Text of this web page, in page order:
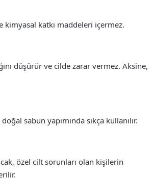
katkı maddeleri içermez.
düşürür ve cilde zarar vermez. Aksine,
sabun yapımında sıkça kullanılır.
özel cilt sorunları olan kişilerin